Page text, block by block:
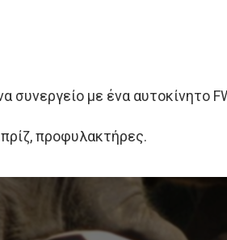
συνεργείο με ένα αυτοκίνητο
προφυλακτήρες.